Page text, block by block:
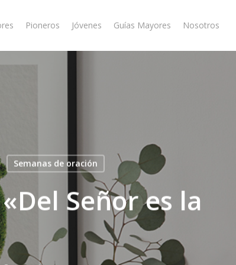
Pioneros Jóvenes Guías Mayores Nosotros
Semanas de oración
Señor es la